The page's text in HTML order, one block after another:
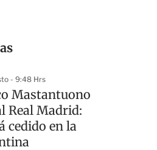
- 9:48 Hrs
Mastantuono
Real Madrid:
cedido en la